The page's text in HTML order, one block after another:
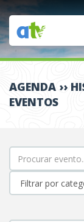
AGENDA ››
EVENTOS